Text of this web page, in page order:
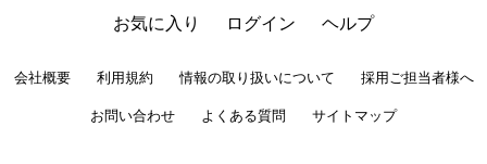
お気に入り
ログイン ヘルプ
会社概要 利用規約 情報の取り扱いについて
採用ご担当者様へ
お問い合わせ
よくある質問 サイトマップ